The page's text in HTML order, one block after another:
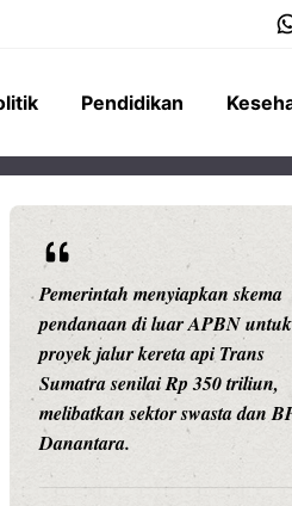
Pendidikan
Pemerintah menyiapkan skema
pendanaan di luar APBN untuk
proyek jalur kereta api Trans
Sumatra senilai Rp 350 triliun,
melibatkan sektor swasta dan
Danantara.